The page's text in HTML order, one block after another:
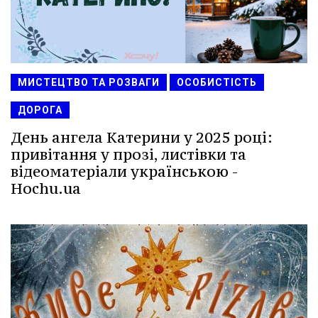
МИСТЕЦТВО ТА РОЗВАГИ ОСОБИСТІСТЬ
ДОРОГА
День ангела Катерини у 2025 році:
привітання у прозі, листівки та
відеоматеріали українською -
Hochu.ua